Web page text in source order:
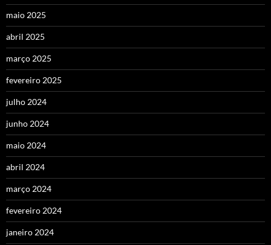
maio 2025
abril 2025
março 2025
fevereiro 2025
julho 2024
junho 2024
maio 2024
abril 2024
março 2024
fevereiro 2024
janeiro 2024